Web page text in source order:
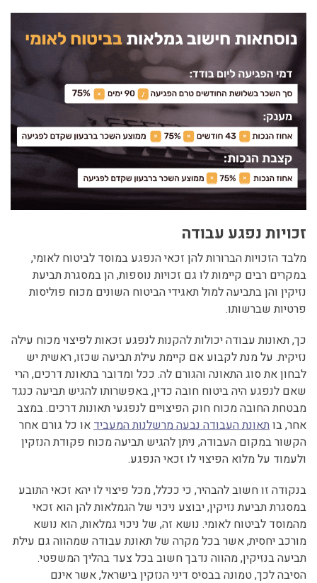
זכויות נפגע עבודה
מלבד הזכויות הברורות להן זכאי הנפגע במוסד לביטוח לאומי,
במקרים רבים קיימות לו גם זכויות נוספות, הן במסגרת תביעת
נזיקין והן בתביעה למול תאגידי הביטוח השונים מכוח פוליסות
פרטיות שברשותו.
כך, תאונות עבודה יכולות להקנות לנפגע זכאות לפיצוי מכוח עילה
נזיקית. על מנת לקבוע אם קיימת עילת תביעה שכזו, ראשית יש
לבחון את סוג התאונה והגורם לה. ככל ומדובר בתאונת דרכים, הרי
שאם לנפגע היה ביטוח חובה כדין, באפשרותו להגיש תביעה כנגד
מבטחת החובה מכוח חוק הפיצויים לנפגעי תאונות דרכים. במצב
אחר, בותאונת העבודה נבעה מרשלנות המעבידאו כל גורם אחר
הקשור במקום העבודה, ניתן להגיש תביעה מכוח פקודת הנזקין
ולעמוד על מלוא הפיצוי לו זכאי הנפגע.
בנקודה זו חשוב להבהיר, כי ככלל, מכל פיצוי לו יהא זכאי התובע
במסגרת תביעת נזיקין, יבוצע ניכוי של הגמלאות להן הוא זכאי
מהמוסד לביטוח לאומי. נושא זה, של ניכוי גמלאות, הוא נושא
מורכב יחסית, אשר בכל מקרה של תאונת עבודה שמהווה גם עילת
תביעה בנזיקין, מהווה נדבך חשוב בכל צעד בהליך המשפטי.
הסיבה לכך, טמונה בבסיס דיני הנזקין בישראל, אשר אינם